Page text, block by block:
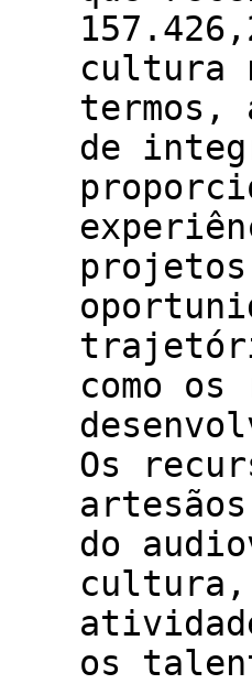
cultura
termos,
de
como
Os
do
cultura,
os